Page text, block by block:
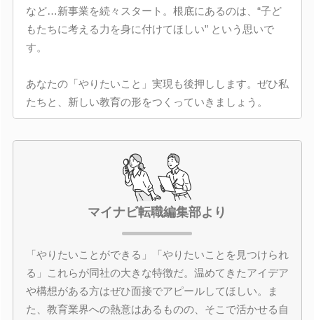
など…新事業を続々スタート。根底にあるのは、“子ど
もたちに考える力を身に付けてほしい” という思いで
す。
あなたの「やりたいこと」実現も後押しします。ぜひ私
たちと、新しい教育の形をつくっていきましょう。
マイナビ転職編集部より
「やりたいことができる」「やりたいことを見つけられ
る」これらが同社の大きな特徴だ。温めてきたアイデア
や構想がある方はぜひ面接でアピールしてほしい。ま
た、教育業界への熱意はあるものの、そこで活かせる自